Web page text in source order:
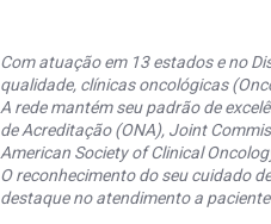
Com atuação em 13 estados e no
qualidade, clínicas oncológicas
A rede mantém seu padrão de
de Acreditação (ONA), Joint
American Society of Clinical
O reconhecimento do seu cuidado
destaque no atendimento a